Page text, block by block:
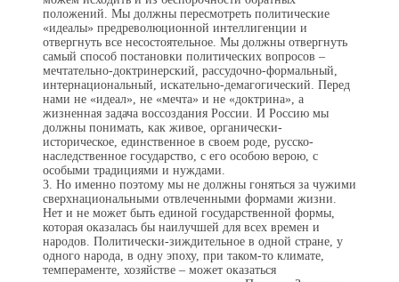
положений. Мы должны пересмотреть политические
«идеалы» предреволюционной интеллигенции и
отвергнуть все несостоятельное. Мы должны отвергнуть
самый способ постановки политических вопросов –
мечтательно-доктринерский, рассу­дочно-формальный,
интернациональный, искательно-демаго­гический. Перед
нами не «идеал», не «мечта» и не «доктрина», а
жизненная задача воссоздания России. И Россию мы
должны понимать, как живое, органически-
историческое, единственное в своем роде, русско-
наследственное государство, с его особою верою, с
особыми традициями и нуждами.
3. Но именно поэтому мы не должны гоняться за чужими
сверхнациональными отвлеченными формами жизни.
Нет и не может быть единой государственной формы,
которая оказалась бы наилучшей для всех времен и
народов. Политически-зижди­тельное в одной стране, у
одного народа, в одну эпоху, при таком-то климате,
темпераменте, хозяйстве – может оказаться